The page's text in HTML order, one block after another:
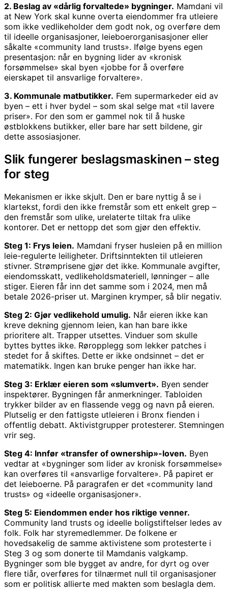
2. Beslag av «dårlig forvaltede» bygninger. Mamdani vil
at New York skal kunne overta eiendommer fra utleiere
som ikke vedlikeholder dem godt nok, og overføre dem
til ideelle organisasjoner, leieboerorganisasjoner eller
såkalte «community land trusts». Ifølge byens egen
presentasjon: når en bygning lider av «kronisk
forsømmelse» skal byen «jobbe for å overføre
eierskapet til ansvarlige forvaltere».
3. Kommunale matbutikker. Fem supermarkeder eid av
byen – ett i hver bydel – som skal selge mat «til lavere
priser». For den som er gammel nok til å huske
østblokkens butikker, eller bare har sett bildene, gir
dette assosiasjoner.
Slik fungerer beslagsmaskinen – steg
for steg
Mekanismen er ikke skjult. Den er bare nyttig å se i
klartekst, fordi den ikke fremstår som ett enkelt grep –
den fremstår som ulike, urelaterte tiltak fra ulike
kontorer. Det er nettopp det som gjør den effektiv.
Steg 1: Frys leien. Mamdani fryser husleien på en million
leie-regulerte leiligheter. Driftsinntekten til utleieren
stivner. Strømprisene gjør det ikke. Kommunale avgifter,
eiendomsskatt, vedlikeholdsmateriell, lønninger – alle
stiger. Eieren får inn det samme som i 2024, men må
betale 2026-priser ut. Marginen krymper, så blir negativ.
Steg 2: Gjør vedlikehold umulig. Når eieren ikke kan
kreve dekning gjennom leien, kan han bare ikke
prioritere alt. Trapper utsettes. Vinduer som skulle
byttes byttes ikke. Røropplegg som lekker patches i
stedet for å skiftes. Dette er ikke ondsinnet – det er
matematikk. Ingen kan bruke penger han ikke har.
Steg 3: Erklær eieren som «slumvert». Byen sender
inspektører. Bygningen får anmerkninger. Tabloiden
trykker bilder av en flassende vegg og navn på eieren.
Plutselig er den fattigste utleieren i Bronx fienden i
offentlig debatt. Aktivistgrupper protesterer. Stemningen
vrir seg.
Steg 4: Innfør «transfer of ownership»-loven. Byen
vedtar at «bygninger som lider av kronisk forsømmelse»
kan overføres til «ansvarlige forvaltere». På papiret er
det leieboerne. På paragrafen er det «community land
trusts» og «ideelle organisasjoner».
Steg 5: Eiendommen ender hos riktige venner.
Community land trusts og ideelle boligstiftelser ledes av
folk. Folk har styremedlemmer. De folkene er
hovedsakelig de samme aktivistene som protesterte i
Steg 3 og som donerte til Mamdanis valgkamp.
Bygninger som ble bygget av andre, for dyrt og over
flere tiår, overføres for tilnærmet null til organisasjoner
som er politisk allierte med makten som beslagla dem.